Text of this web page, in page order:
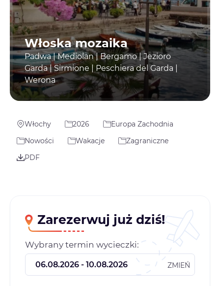
Włoska mozaika
Padwa | Mediolan | Bergamo | Jezioro
Garda | Sirmione | Peschiera del Garda |
Werona
Włochy 2026
Europa Zachodnia
Nowości
Wakacje
Zagraniczne
PDF
Zarezerwuj już dziś!
Wybrany termin wycieczki:
ZMIEŃ